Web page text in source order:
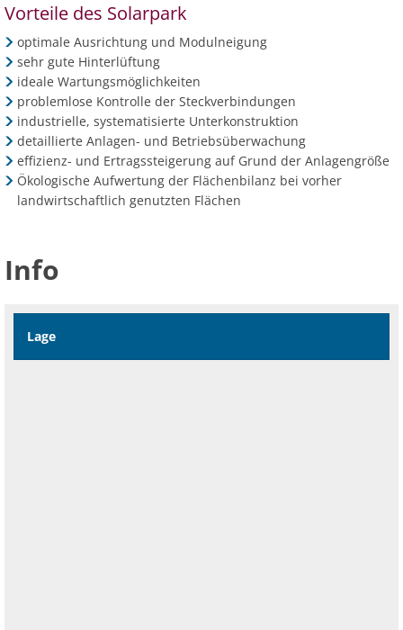
Vorteile des Solarpark
optimale Ausrichtung und Modulneigung
sehr gute Hinterlüftung
ideale Wartungsmöglichkeiten
problemlose Kontrolle der Steckverbindungen
industrielle, systematisierte Unterkonstruktion
detaillierte Anlagen- und Betriebsüberwachung
effizienz- und Ertragssteigerung auf Grund der Anlagengröße
Ökologische Aufwertung der Flächenbilanz bei vorher
landwirtschaftlich genutzten Flächen
Info
Lage